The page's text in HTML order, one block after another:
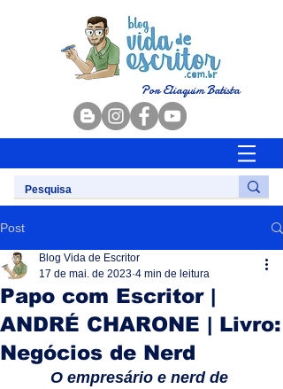
Por Eliaquim Batista
Post
Papo com Escritor |
ANDRÉ CHARONE | Livro:
Negócios de Nerd
Blog Vida de Escritor
17 de mai. de 2023 4 min de leitura
O empresário e nerd de